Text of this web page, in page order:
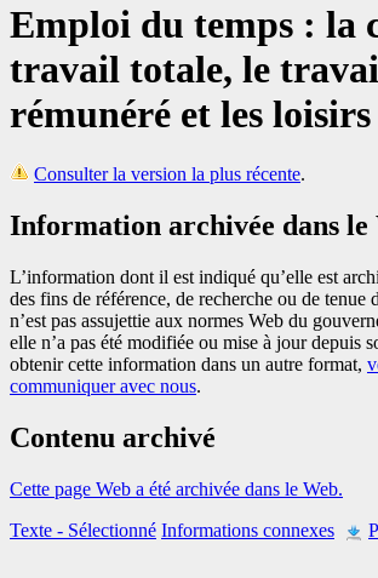
Emploi du temps : la
travail totale, le
rémunéré et les loisirs
Consulter la version la plus récente.
Information archivée dans le
L’information dont il est indiqué qu’elle est
des fins de référence, de recherche ou de tenue
n’est pas assujettie aux normes Web du
elle n’a pas été modifiée ou mise à jour depuis
obtenir cette information dans un autre format,
communiquer avec nous.
Contenu archivé
Cette page Web a été archivée dans le Web.
Texte - Sélectionné Informations connexes